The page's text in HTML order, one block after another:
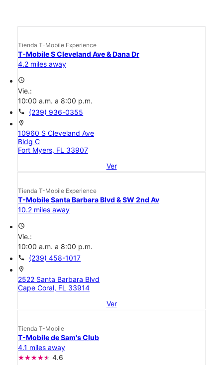
Tienda T-Mobile Experience
T-Mobile S Cleveland Ave & Dana Dr
4.2 miles away
access_time
Vie.:
10:00 a.m. a 8:00 p.m.
call (239) 936-0355
location_on
10960 S Cleveland Ave
Bldg C
Fort Myers, FL 33907
Ver
Tienda T-Mobile Experience
T-Mobile Santa Barbara Blvd & SW 2nd Av
10.2 miles away
access_time
Vie.:
10:00 a.m. a 8:00 p.m.
call (239) 458-1017
location_on
2522 Santa Barbara Blvd
Cape Coral, FL 33914
Ver
Tienda T-Mobile
T-Mobile de Sam's Club
4.1 miles away
4.6